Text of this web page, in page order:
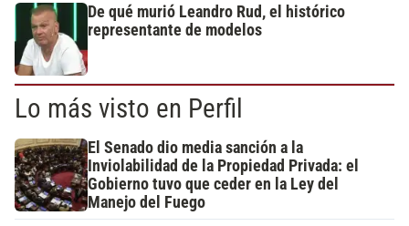
De qué murió Leandro Rud, el histórico
representante de modelos
Lo más visto en Perfil
El Senado dio media sanción a la
Inviolabilidad de la Propiedad Privada: el
Gobierno tuvo que ceder en la Ley del
Manejo del Fuego